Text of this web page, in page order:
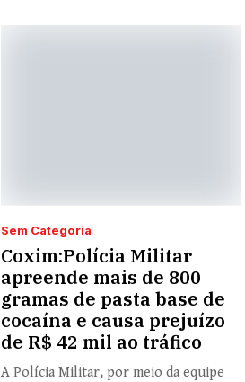
Sem Categoria
Coxim:Polícia Militar
apreende mais de 800
gramas de pasta base de
cocaína e causa prejuízo
de R$ 42 mil ao tráfico
A Polícia Militar, por meio da equipe